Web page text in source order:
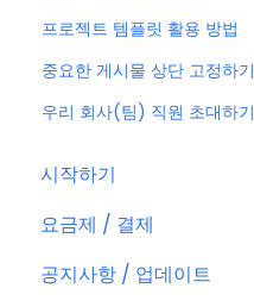
프로젝트 템플릿 활용 방법
중요한 게시물 상단 고정하기
우리 회사(팀) 직원 초대하기
시작하기
회원가입
플로우 계정
요금제 / 결제
요금제
공지사항 / 업데이트